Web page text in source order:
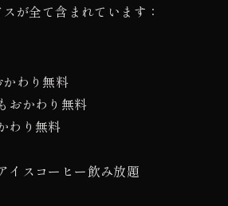
が全て含まれています：
わり無料
おかわり無料
わり無料
イスコーヒー飲み放題